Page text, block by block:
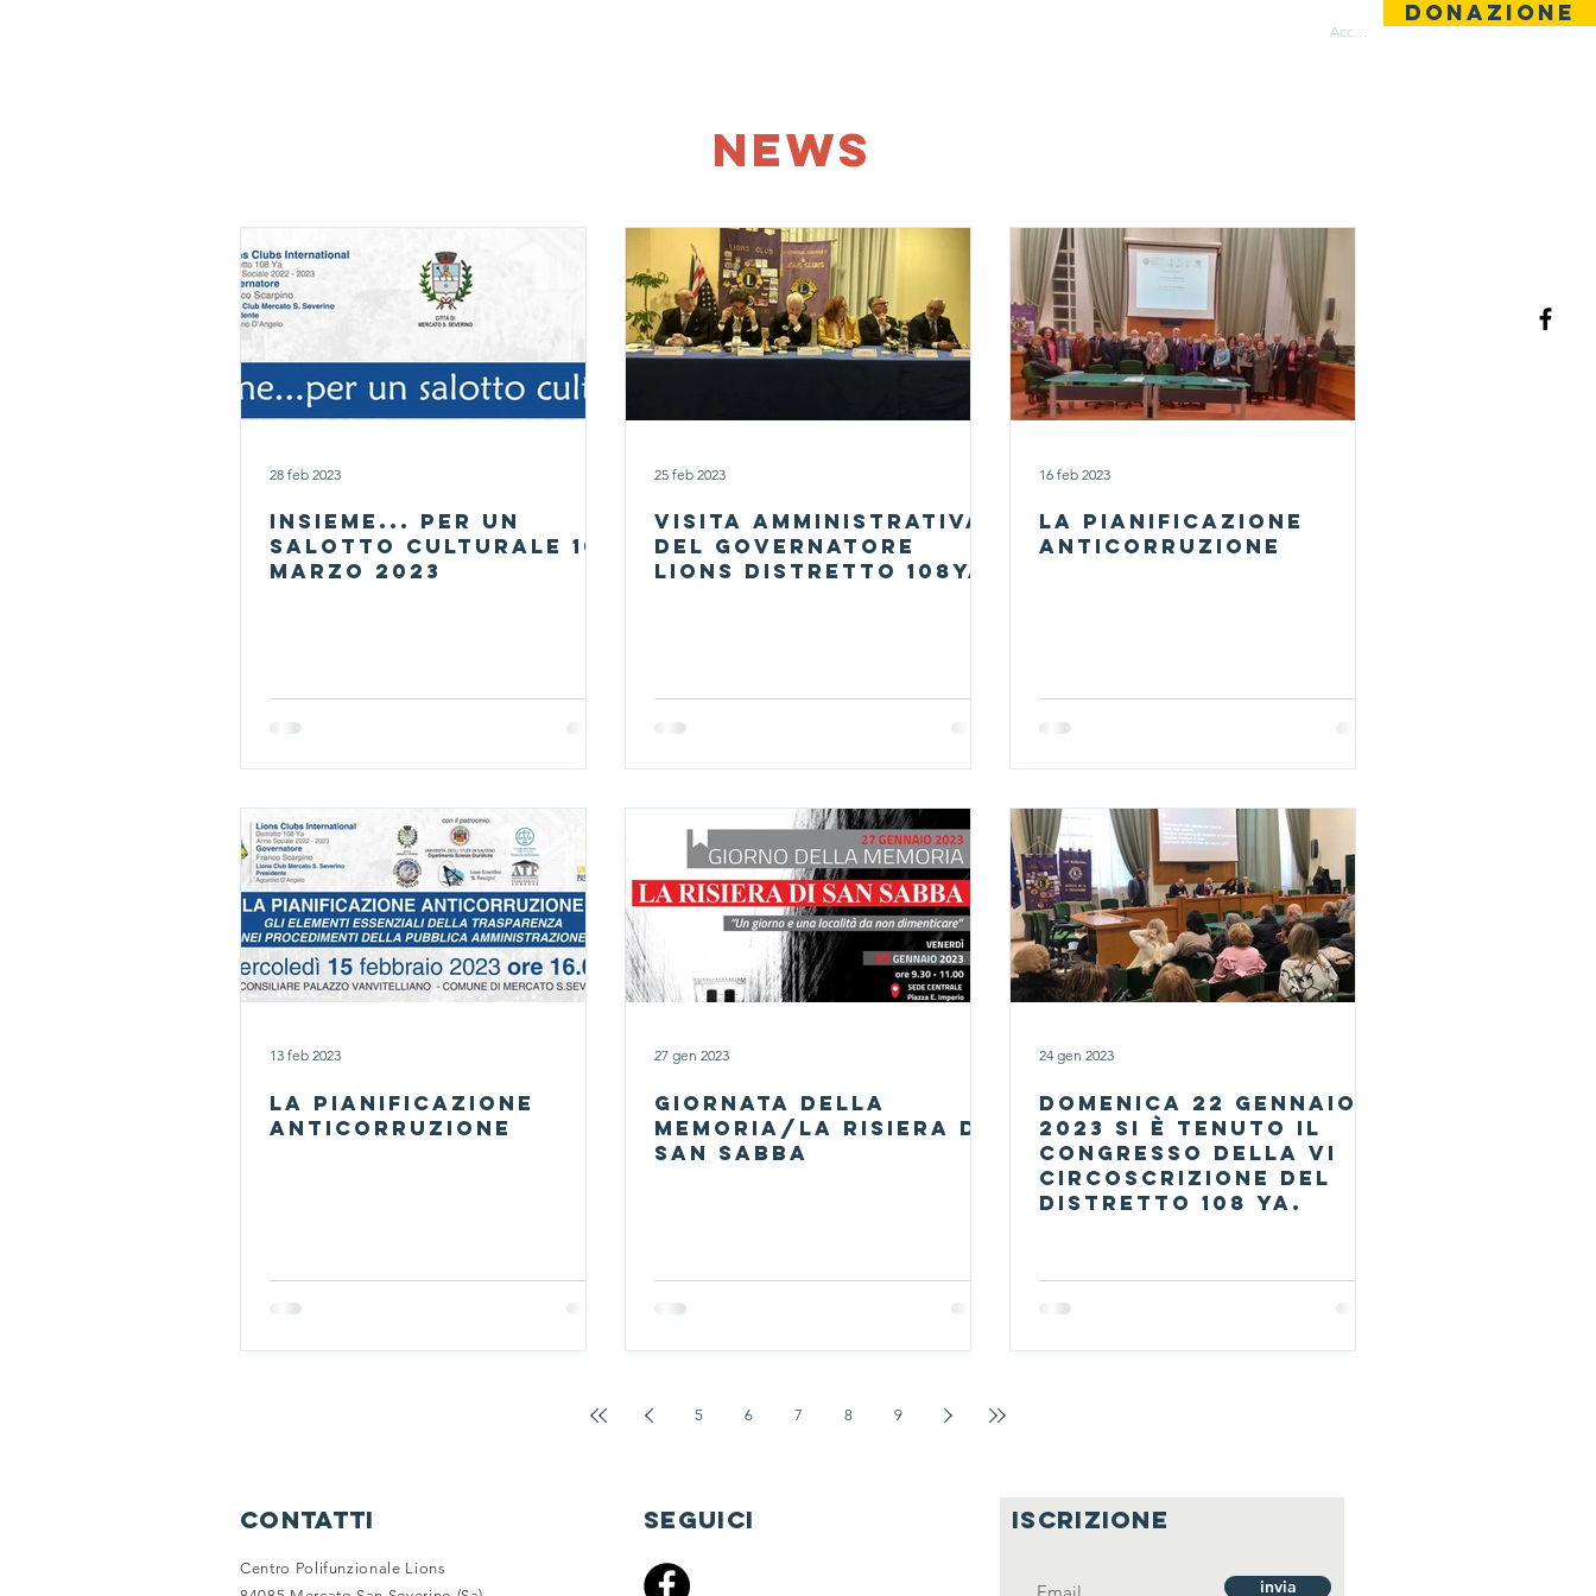
DONAZIONE
Accedi
Insieme... per un
salotto culturale 10
marzo 2023
28 feb 2023
Visita Amministrativa
del Governatore
Lions distretto 108Ya
25 feb 2023
LA PIANIFICAZIONE
ANTICORRUZIONE
16 feb 2023
La Pianificazione
Anticorruzione
13 feb 2023
GIORNATA della
MEMORIA/LA RISIERA DI
SAN SABBA
27 gen 2023
Domenica 22 gennaio
2023 si è tenuto il
congresso della VI
circoscrizione del
distretto 108 Ya.
24 gen 2023
5 6 7 8 9
NEWS
contatti
Centro Polifunzionale Lions
seguici iscrizione
invia